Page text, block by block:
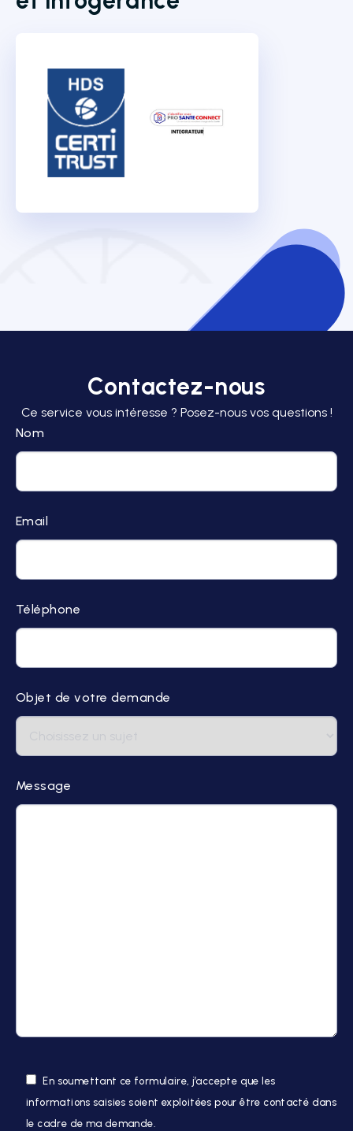
Contactez-nous
Ce service vous intéresse ? Posez-nous vos questions !
Nom
Email
Téléphone
Objet de votre demande
Message
En soumettant ce formulaire, j’accepte que les
informations saisies soient exploitées pour être contacté dans
le cadre de ma demande.